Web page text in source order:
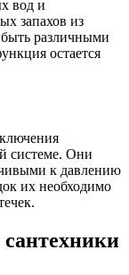
вод и
запахов из
различными
остается
системе. Они
к давлению
их необходимо